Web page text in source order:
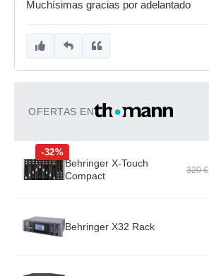
Muchísimas gracias por adelantado
OFERTAS EN
-32%
Behringer X-Touch
Compact
320 €
Behringer X32 Rack